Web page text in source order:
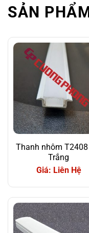
SẢN
Thanh nhôm
Trắng
Giá: Liên Hệ